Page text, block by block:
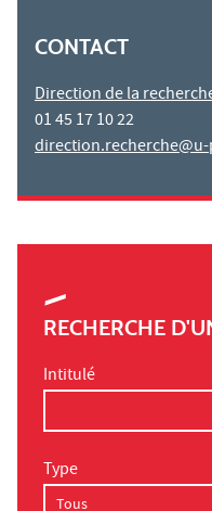
CONTACT
Direction de la
01 45 17 10 22
RECHERCHE
Intitulé
Type